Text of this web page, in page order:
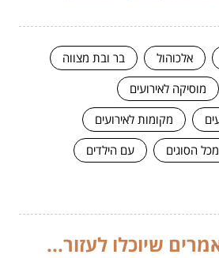
אלכוהול
בר ובת מצווה
מוסיקה לאירועים
מקומות לאירועים
הסוגים
עם הילדים
שיוכלו לעזור...